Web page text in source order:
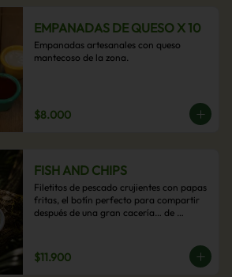
EMPANADAS DE QUESO X 10
Empanadas artesanales con queso
mantecoso de la zona.
$8.000
FISH AND CHIPS
Filetitos de pescado crujientes con papas
fritas, el botín perfecto para compartir
después de una gran cacería… de
$11.900